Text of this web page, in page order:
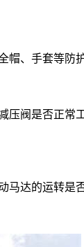
、手套等防护
阀是否正常
达的运转是